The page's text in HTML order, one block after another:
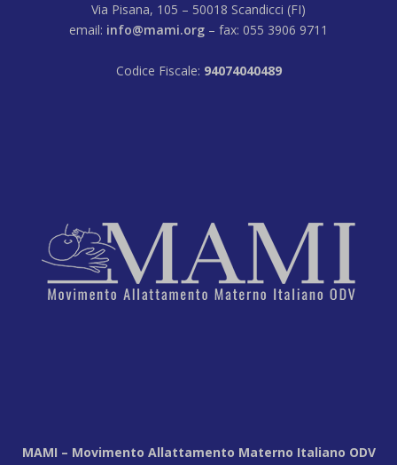
Via Pisana, 105 – 50018 Scandicci (FI)
email: info@mami.org – fax: 055 3906 9711
Codice Fiscale: 94074040489
MAMI – Movimento Allattamento Materno Italiano ODV